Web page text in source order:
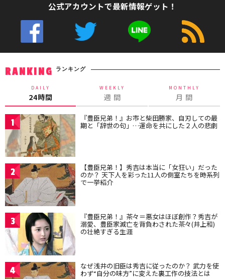
公式アカウントで最新情報ゲット！
RANKING ランキング
DAILY
24時間
WEEKLY
週 間
MONTHLY
月 間
1 『豊臣兄弟！』お市と柴田勝家、自刃しての最
期と「辞世の句」…運命を共にした２人の悲劇
2 【豊臣兄弟！】秀吉は本当に「女狂い」だった
のか？ 天下人を彩った11人の側室たちを時系列
で一挙紹介
3 『豊臣兄弟！』茶々＝悪女はほぼ創作？秀吉が
溺愛、豊臣家滅亡を背負わされた茶々(井上和)
の壮絶すぎる生涯
4 なぜ浅井の旧臣は秀吉に従ったのか？ 武力を使
わず“自分の味方”に変えた裏工作の技法とは